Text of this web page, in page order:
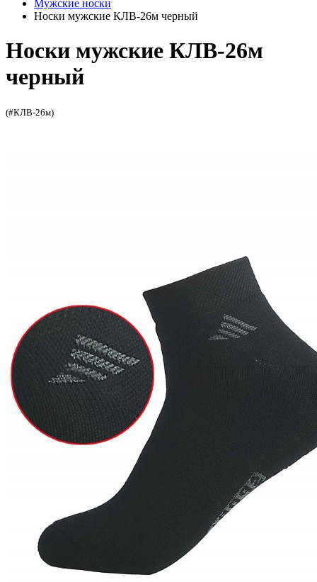
Мужские носки
Носки мужские КЛВ-26м черный
Носки мужские КЛВ-26м
черный
(#КЛВ-26м)